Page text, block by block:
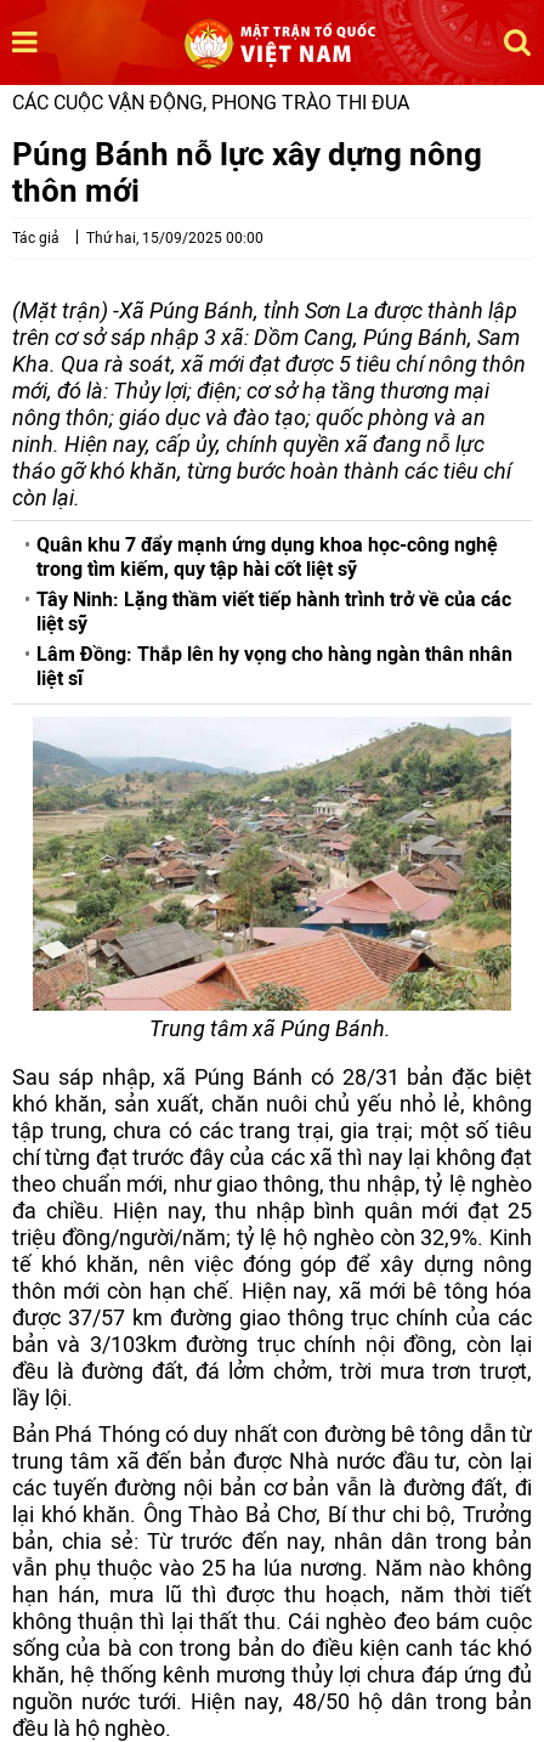
CÁC CUỘC VẬN ĐỘNG, PHONG TRÀO THI ĐUA
Púng Bánh nỗ lực xây dựng nông
thôn mới
Tác giả Thứ hai, 15/09/2025 00:00
(Mặt trận) -Xã Púng Bánh, tỉnh Sơn La được thành lập
trên cơ sở sáp nhập 3 xã: Dồm Cang, Púng Bánh, Sam
Kha. Qua rà soát, xã mới đạt được 5 tiêu chí nông thôn
mới, đó là: Thủy lợi; điện; cơ sở hạ tầng thương mại
nông thôn; giáo dục và đào tạo; quốc phòng và an
ninh. Hiện nay, cấp ủy, chính quyền xã đang nỗ lực
tháo gỡ khó khăn, từng bước hoàn thành các tiêu chí
còn lại.
Quân khu 7 đẩy mạnh ứng dụng khoa học-công nghệ
trong tìm kiếm, quy tập hài cốt liệt sỹ
Tây Ninh: Lặng thầm viết tiếp hành trình trở về của các
liệt sỹ
Lâm Đồng: Thắp lên hy vọng cho hàng ngàn thân nhân
liệt sĩ
Trung tâm xã Púng Bánh.
Sau sáp nhập, xã Púng Bánh có 28/31 bản đặc biệt
khó khăn, sản xuất, chăn nuôi chủ yếu nhỏ lẻ, không
tập trung, chưa có các trang trại, gia trại; một số tiêu
chí từng đạt trước đây của các xã thì nay lại không đạt
theo chuẩn mới, như giao thông, thu nhập, tỷ lệ nghèo
đa chiều. Hiện nay, thu nhập bình quân mới đạt 25
triệu đồng/người/năm; tỷ lệ hộ nghèo còn 32,9%. Kinh
tế khó khăn, nên việc đóng góp để xây dựng nông
thôn mới còn hạn chế. Hiện nay, xã mới bê tông hóa
được 37/57 km đường giao thông trục chính của các
bản và 3/103km đường trục chính nội đồng, còn lại
đều là đường đất, đá lởm chởm, trời mưa trơn trượt,
lầy lội.
Bản Phá Thóng có duy nhất con đường bê tông dẫn từ
trung tâm xã đến bản được Nhà nước đầu tư, còn lại
các tuyến đường nội bản cơ bản vẫn là đường đất, đi
lại khó khăn. Ông Thào Bả Chơ, Bí thư chi bộ, Trưởng
bản, chia sẻ: Từ trước đến nay, nhân dân trong bản
vẫn phụ thuộc vào 25 ha lúa nương. Năm nào không
hạn hán, mưa lũ thì được thu hoạch, năm thời tiết
không thuận thì lại thất thu. Cái nghèo đeo bám cuộc
sống của bà con trong bản do điều kiện canh tác khó
khăn, hệ thống kênh mương thủy lợi chưa đáp ứng đủ
nguồn nước tưới. Hiện nay, 48/50 hộ dân trong bản
đều là hộ nghèo.